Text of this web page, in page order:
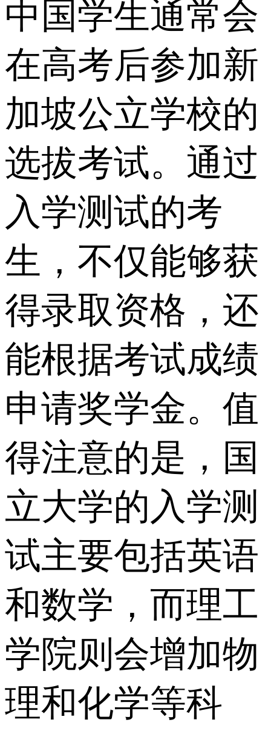
中国学生通常会
在高考后参加新
加坡公立学校的
选拔考试。通过
入学测试的考
生，不仅能够获
得录取资格，还
能根据考试成绩
申请奖学金。值
得注意的是，国
立大学的入学测
试主要包括英语
和数学，而理工
学院则会增加物
理和化学等科